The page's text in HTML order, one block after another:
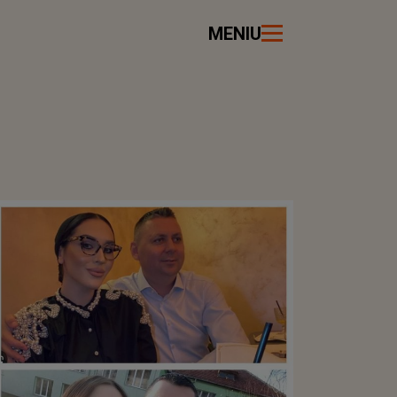
MENIU